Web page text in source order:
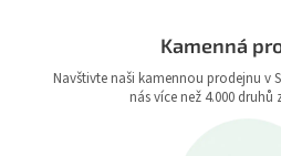
Kamenná
Navštivte naši kamennou prodejnu v
nás více než 4.000 druhů